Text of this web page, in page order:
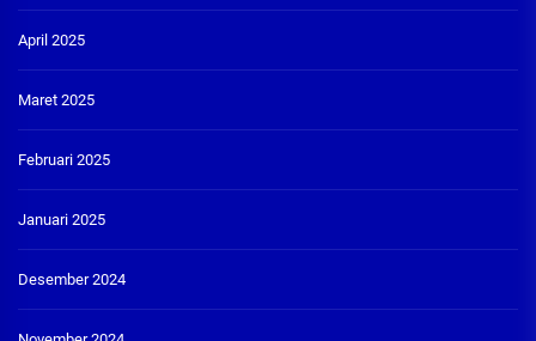
April 2025
Maret 2025
Februari 2025
Januari 2025
Desember 2024